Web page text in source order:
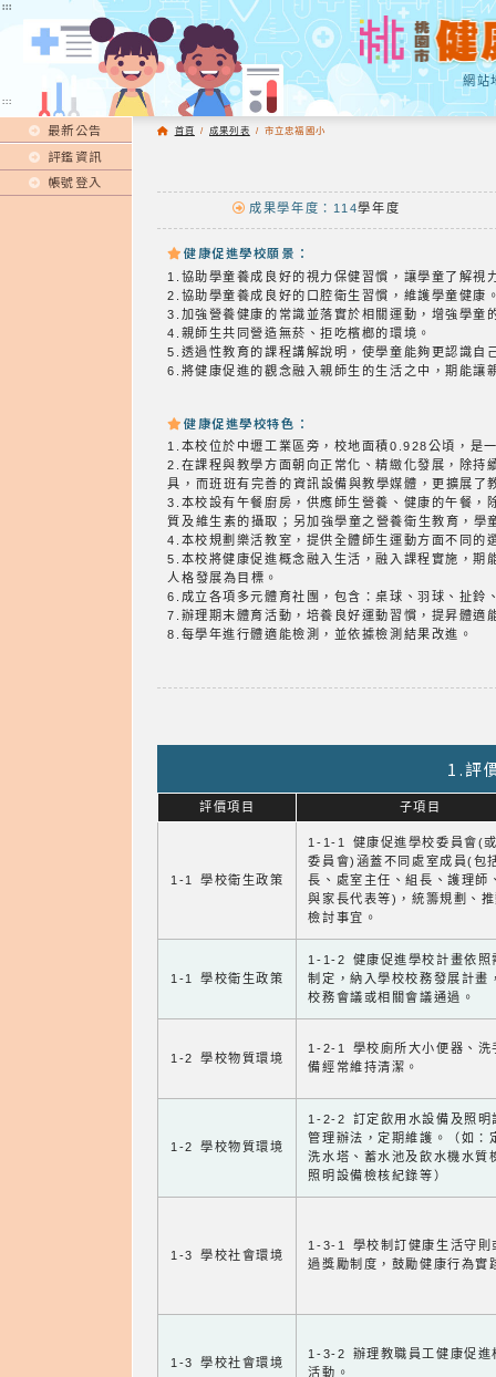
:::
網站
:::
最新公告
評鑑資訊
帳號登入
首頁 / 成果列表 / 市立忠福國小
成果學年度：114學年度
健康促進學校願景：
1.協助學童養成良好的視力保健習慣，讓學童了解視
2.協助學童養成良好的口腔衛生習慣，維護學童健康
3.加強營養健康的常識並落實於相關運動，增強學童
4.親師生共同營造無菸、拒吃檳榔的環境。
5.透過性教育的課程講解說明，使學童能夠更認識自
6.將健康促進的觀念融入親師生的生活之中，期能讓
健康促進學校特色：
1.本校位於中壢工業區旁，校地面積0.928公頃，是
2.在課程與教學方面朝向正常化、精緻化發展，除持
具，而班班有完善的資訊設備與教學媒體，更擴展
3.本校設有午餐廚房，供應師生營養、健康的午餐，
質及維生素的攝取；另加強學童之營養衛生教育，
4.本校規劃樂活教室，提供全體師生運動方面不同的
5.本校將健康促進概念融入生活，融入課程實施，期
人格發展為目標。
6.成立各項多元體育社團，包含：桌球、羽球、扯
7.辦理期末體育活動，培養良好運動習慣，提昇體適
8.每學年進行體適能檢測，並依據檢測結果改進。
1.評
評價項目 子項目
1-1 學校衛生政策
1-1-1 健康促進學校委員會(
委員會)涵蓋不同處室成員(包
長、處室主任、組長、護理師
與家長代表等)，統籌規劃、
檢討事宜。
1-1 學校衛生政策
1-1-2 健康促進學校計畫依照
制定，納入學校校務發展計畫
校務會議或相關會議通過。
1-2 學校物質環境
1-2-1 學校廁所大小便器、洗
備經常維持清潔。
1-2 學校物質環境
1-2-2 訂定飲用水設備及照明
管理辦法，定期維護。（如：
洗水塔、蓄水池及飲水機水質
照明設備檢核紀錄等）
1-3 學校社會環境
1-3-1 學校制訂健康生活守則
過獎勵制度，鼓勵健康行為實
1-3 學校社會環境
1-3-2 辦理教職員工健康促進
活動。
:::